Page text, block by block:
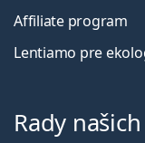
Affiliate program
Lentiamo pre
Rady